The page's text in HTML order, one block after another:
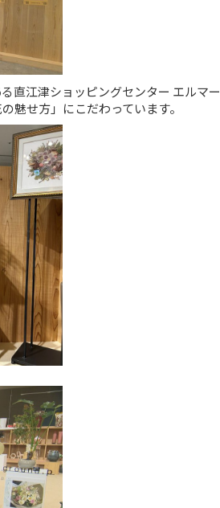
直江津ショッピングセンター エルマー
せ方」にこだわっています。